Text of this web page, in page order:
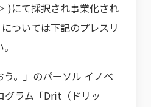
)にて採択され事業化され
ついては下記のプレスリ
。」のパーソル イノベ
グラム「Drit（ドリッ